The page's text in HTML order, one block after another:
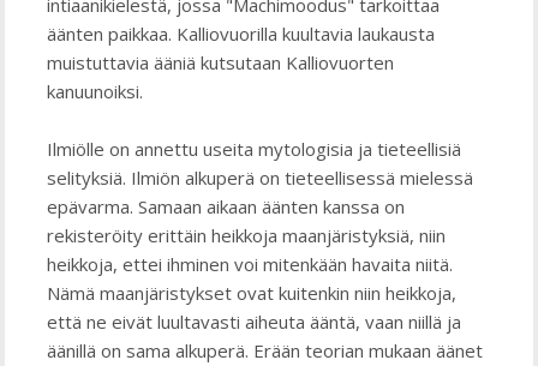
intiaanikielestä, jossa "Machimoodus" tarkoittaa
äänten paikkaa. Kalliovuorilla kuultavia laukausta
muistuttavia ääniä kutsutaan Kalliovuorten
kanuunoiksi.
Ilmiölle on annettu useita mytologisia ja tieteellisiä
selityksiä. Ilmiön alkuperä on tieteellisessä mielessä
epävarma. Samaan aikaan äänten kanssa on
rekisteröity erittäin heikkoja maanjäristyksiä, niin
heikkoja, ettei ihminen voi mitenkään havaita niitä.
Nämä maanjäristykset ovat kuitenkin niin heikkoja,
että ne eivät luultavasti aiheuta ääntä, vaan niillä ja
äänillä on sama alkuperä. Erään teorian mukaan äänet